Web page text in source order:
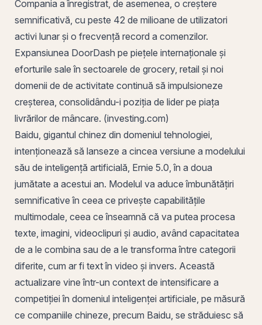
Compania a înregistrat, de asemenea, o creștere
semnificativă, cu peste 42 de milioane de utilizatori
activi lunar și o frecvență record a comenzilor.
Expansiunea DoorDash pe piețele internaționale și
eforturile sale în sectoarele de grocery, retail și noi
domenii de de activitate continuă să impulsioneze
creșterea, consolidându-i poziția de lider pe piața
livrărilor de mâncare. (investing.com)
Baidu, gigantul chinez din domeniul tehnologiei,
intenționează să lanseze a cincea versiune a modelului
său de inteligență artificială, Ernie 5.0, în a doua
jumătate a acestui an. Modelul va aduce îmbunătățiri
semnificative în ceea ce privește capabilitățile
multimodale, ceea ce înseamnă că va putea procesa
texte, imagini, videoclipuri și audio, având capacitatea
de a le combina sau de a le transforma între categorii
diferite, cum ar fi text în video și invers. Această
actualizare vine într-un context de intensificare a
competiției în domeniul inteligenței artificiale, pe măsură
ce companiile chineze, precum Baidu, se străduiesc să